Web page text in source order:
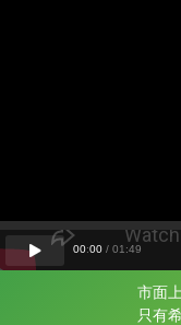
市面
只有
00:00 / 01 :49